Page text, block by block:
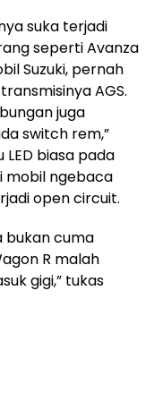
suka terjadi
seperti Avanza
Suzuki, pernah
AGS.
juga
switch rem,”
biasa pada
mobil ngebaca
open circuit.
bukan cuma
R malah
gigi,” tukas